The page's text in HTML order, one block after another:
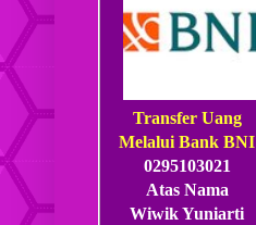
Transfer Uang
Melalui Bank BNI
0295103021
Atas Nama
Wiwik Yuniarti